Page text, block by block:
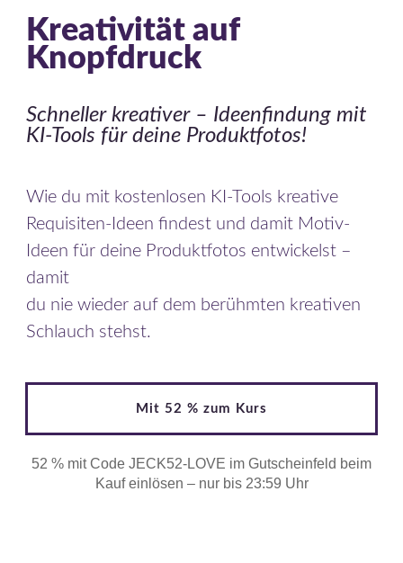
Kreativität auf
Knopfdruck
Schneller kreativer– Ideenfindung mit
KI-Tools für deine Produktfotos!
Wie du mit kostenlosen KI-Tools kreative
Requisiten-Ideen findest und damit Motiv-
Ideen für deine Produktfotos entwickelst –
damit
du nie wieder auf dem berühmten kreativen
Schlauch stehst.
Mit 52 % zum Kurs
52 % mit Code JECK52-LOVE im Gutscheinfeld beim
Kauf einlösen – nur bis 23:59 Uhr